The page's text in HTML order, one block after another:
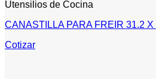
Utensilios de Cocina
CANASTILLA PARA FREIR 31.2 X
Cotizar